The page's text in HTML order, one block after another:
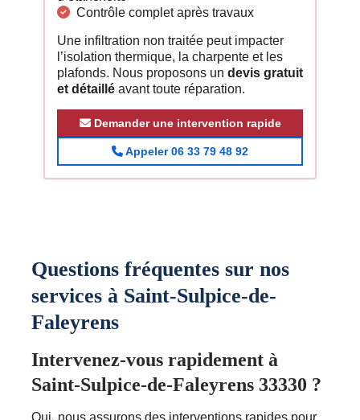
Contrôle complet après travaux
Une infiltration non traitée peut impacter
l’isolation thermique, la charpente et les
plafonds. Nous proposons un devis gratuit
et détaillé avant toute réparation.
Demander une intervention rapide
Appeler 06 33 79 48 92
Questions fréquentes sur nos
services à Saint-Sulpice-de-
Faleyrens
Intervenez-vous rapidement à
Saint-Sulpice-de-Faleyrens 33330 ?
Oui, nous assurons des interventions rapides pour